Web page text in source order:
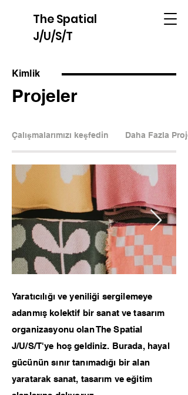
The Spatial
J/U/S/T
Kimlik
Projeler
Çalışmalarımızı keşfedin Daha Fazla
Yaratıcılığı ve yeniliği sergilemeye
adanmış kolektif bir sanat ve tasarım
organizasyonu olan The Spatial
J/U/S/T'ye hoş geldiniz. Burada, hayal
gücünün sınır tanımadığı bir alan
yaratarak sanat, tasarım ve eğitim